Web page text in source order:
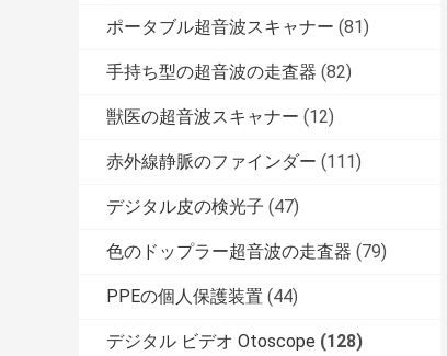
ポータブル超音波スキャナー (81)
手持ち型の超音波の走査器 (82)
獣医の超音波スキャナー (12)
赤外線静脈のファインダー (111)
デジタル皮の検光子 (47)
色のドップラー超音波の走査器 (79)
PPEの個人保護装置 (44)
デジタル ビデオ Otoscope (128)